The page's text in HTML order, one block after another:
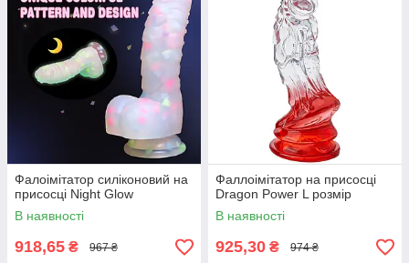
Фалоімітатор силіконовий на
присосці Night Glow
В наявності
918,65 ₴ 967 ₴
Фаллоімітатор на присосці
Dragon Power L розмір
В наявності
925,30 ₴ 974 ₴